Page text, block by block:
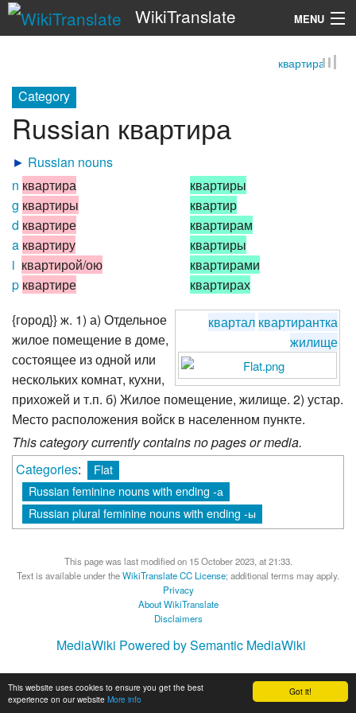
Got it!
This website uses cookies to ensure you get the best
experience on our website More info
WikiTranslate MENU
квартира
Category
Russian квартира
► Russian nouns
n квартира
g квартиры
d квартире
a квартиру
i квартирой/ою
p квартире
квартиры
квартир
квартирам
квартиры
квартирами
квартирах
квартал квартирантка
жилище
{город}} ж. 1) а) Отдельное
жилое помещение в доме,
состоящее из одной или
нескольких комнат, кухни,
прихожей и т.п. б) Жилое помещение, жилище. 2) устар.
Место расположения войск в населенном пункте.
This category currently contains no pages or media.
Categories:
Flat
Russian feminine nouns with ending -а
Russian plural feminine nouns with ending -ы
This page was last modified on 15 October 2023, at 21:33.
Text is available under theWikiTranslate CC License; additional terms may apply.
Privacy
About WikiTranslate
Disclaimers
MediaWiki Powered by Semantic MediaWiki